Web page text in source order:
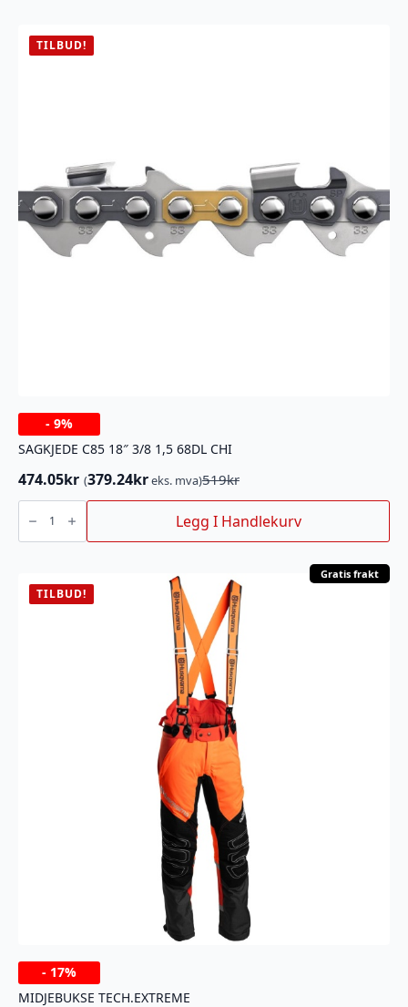
antall
TILBUD!
- 9%
SAGKJEDE C85 18″ 3/8 1,5 68DL CHI
519kr
Opprinnelig
pris
var:
519kr.
474.05kr
Nåværende
pris
er:
474.05kr.
(379.24kreks. mva)
SAGKJEDE
18"
3/8
antall
Legg I Handlekurv
TILBUD!
Gratis frakt
- 17%
MIDJEBUKSE TECH.EXTREME